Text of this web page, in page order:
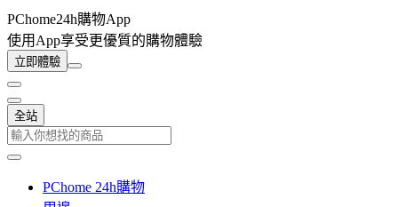
PChome24h購物App
使用App享受更優質的購物體驗
立即體驗
全站
PChome 24h購物